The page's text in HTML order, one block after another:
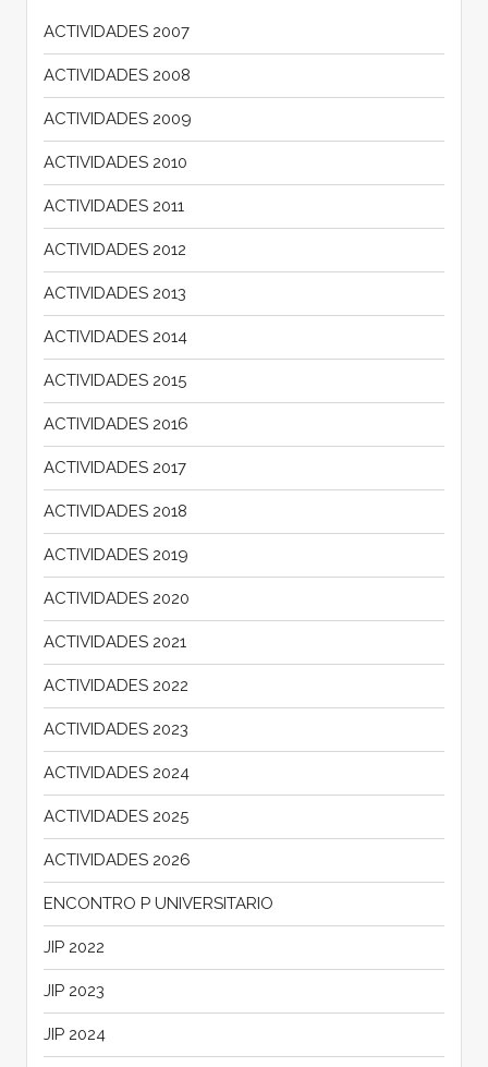
ACTIVIDADES 2007
ACTIVIDADES 2008
ACTIVIDADES 2009
ACTIVIDADES 2010
ACTIVIDADES 2011
ACTIVIDADES 2012
ACTIVIDADES 2013
ACTIVIDADES 2014
ACTIVIDADES 2015
ACTIVIDADES 2016
ACTIVIDADES 2017
ACTIVIDADES 2018
ACTIVIDADES 2019
ACTIVIDADES 2020
ACTIVIDADES 2021
ACTIVIDADES 2022
ACTIVIDADES 2023
ACTIVIDADES 2024
ACTIVIDADES 2025
ACTIVIDADES 2026
ENCONTRO P UNIVERSITARIO
JIP 2022
JIP 2023
JIP 2024